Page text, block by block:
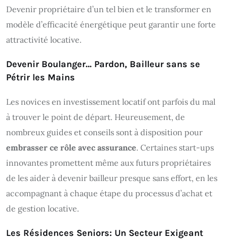
Devenir propriétaire d’un tel bien et le transformer en
modèle d’efficacité énergétique peut garantir une forte
attractivité locative.
Devenir Boulanger… Pardon, Bailleur sans se
Pétrir les Mains
Les novices en investissement locatif ont parfois du mal
à trouver le point de départ. Heureusement, de
nombreux guides et conseils sont à disposition pour
embrasser ce rôle avec assurance. Certaines start-ups
innovantes promettent même aux futurs propriétaires
de les aider à devenir bailleur presque sans effort, en les
accompagnant à chaque étape du processus d’achat et
de gestion locative.
Les Résidences Seniors: Un Secteur Exigeant